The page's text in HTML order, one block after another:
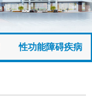
性功能障碍疾病